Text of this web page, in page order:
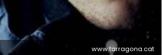
www.tarragona.cat